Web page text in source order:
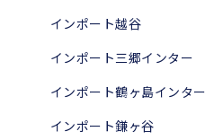
インポート越谷
インポート三郷インター
インポート鶴ヶ島インター
インポート鎌ヶ谷